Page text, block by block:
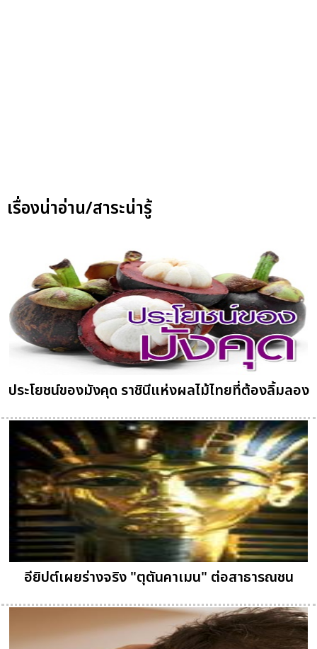
เรื่องน่าอ่าน/สาระน่ารู้
ประโยชน์ของมังคุด ราชินีแห่งผลไม้ไทยที่ต้องลิ้มลอง
อียิปต์เผยร่างจริง "ตุตันคาเมน" ต่อสาธารณชน